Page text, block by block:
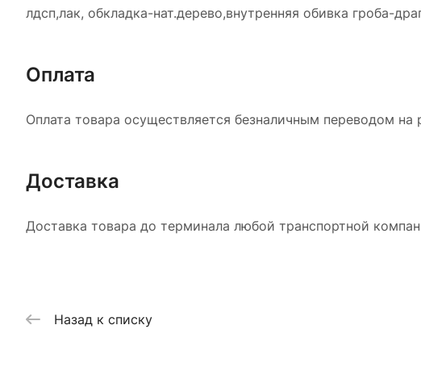
лдсп,лак, обкладка-нат.дерево,внутренняя обивка гроба-
Оплата
Оплата товара осуществляется безналичным переводом
Доставка
Доставка товара до терминала любой транспортной
Назад к списку